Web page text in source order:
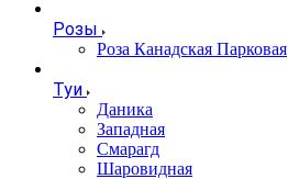
Розы
Роза Канадская Парковая
Туи
Даника
Западная
Смарагд
Шаровидная